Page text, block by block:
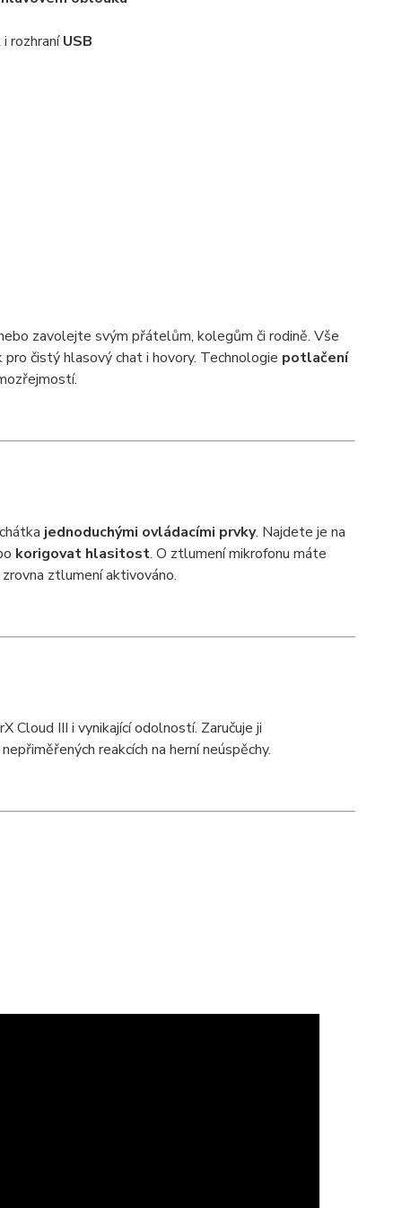
i rozhraníUSB
zavolejte svým přátelům, kolegům či rodině. Vše
čistý hlasový chat i hovory. Technologie potlačení
jednoduchými ovládacími prvky. Najdete je na
korigovat hlasitost. O ztlumení mikrofonu máte
ztlumení aktivováno.
Cloud III i vynikající odolností. Zaručuje ji
reakcích na herní neúspěchy.